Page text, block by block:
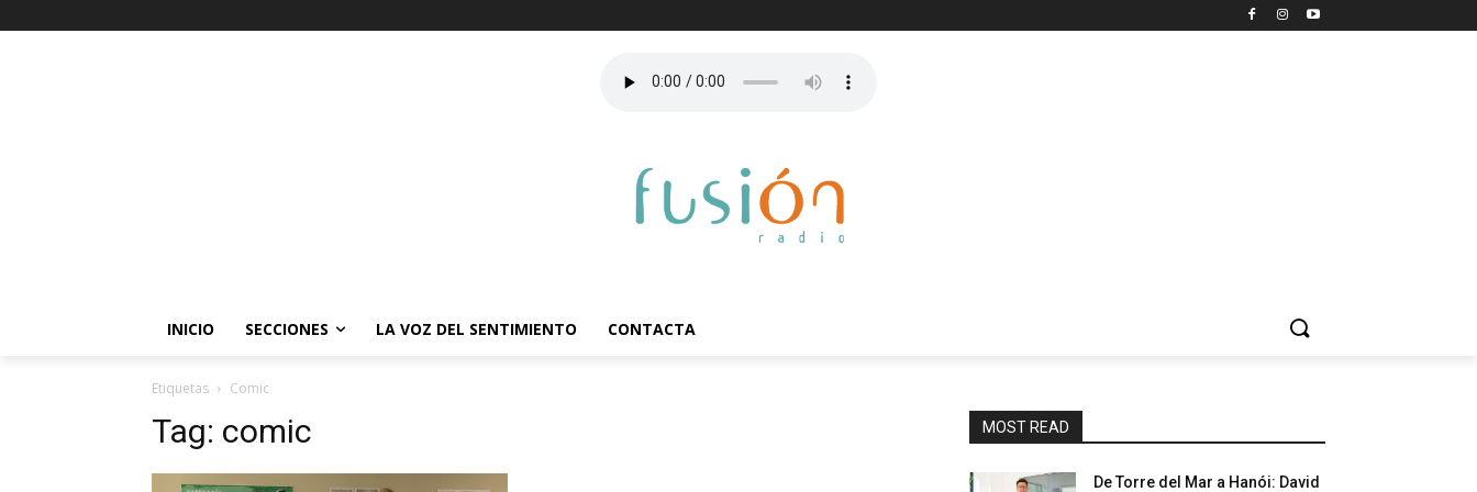
INICIO SECCIONES LA VOZ DEL SENTIMIENTO CONTACTA
Etiquetas Comic
Tag: comic MOST READ
De Torre del Mar a Hanói: David